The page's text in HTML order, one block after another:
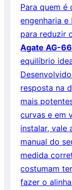
Para quem é
engenharia
para reduzir
Agate AG-
equilíbrio
resposta na
mais
curvas e em
instalar, vale
manual do
medida
costumam
fazer o